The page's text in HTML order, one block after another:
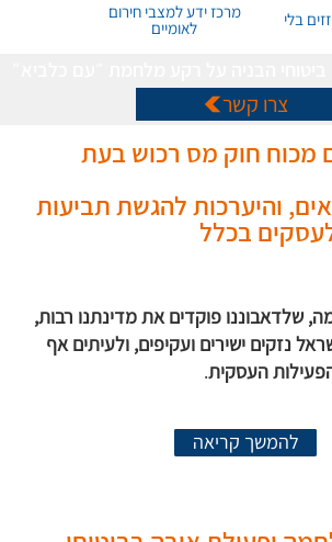
בלי מרכז ידע למצבי חירום
לאומיים
צרו קשר
מכוח חוק מס רכוש בעת
והיערכות להגשת תביעות
בכלל
שלדאבוננו פוקדים את מדינתנו רבות,
נזקים ישירים ועקיפים, ולעיתים אף
העסקית.
להמשך קריאה